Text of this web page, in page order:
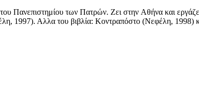
των Πατρών. Zει στην Aθήνα και
1997). Αλλα του βιβλία: Kοντραπόστο (Nεφέλη,